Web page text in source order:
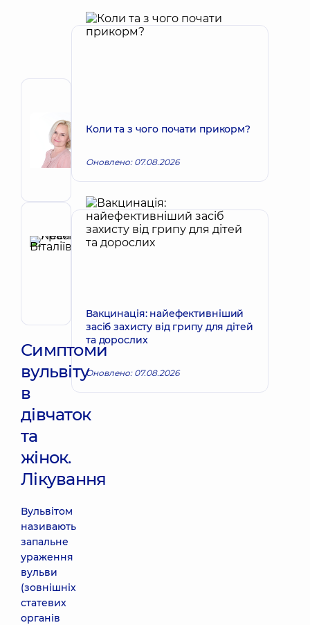
Наталія
Акушер-
гінеколог;
з
ультразвукової
діагностики
Рецензент
Красій
Лікар
з
ультразвукової
діагностики
Симптоми
вульвіту
в
дівчаток
та
жінок.
Лікування
Вульвітом
називають
запальне
ураження
вульви
(зовнішніх
статевих
органів
Коли та з чого почати прикорм?
Оновлено: 07.08.2026
Вакцинація: найефективніший
засіб захисту від грипу для дітей
та дорослих
Оновлено: 07.08.2026